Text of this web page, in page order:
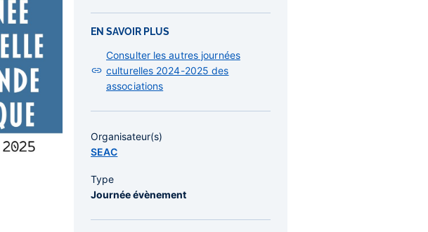
EN SAVOIR PLUS
Consulter les autres journées
culturelles 2024-2025 des
associations
Organisateur(s)
SEAC
Type
Journée évènement